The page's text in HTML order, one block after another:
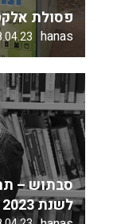
פסולת
hanas
סבתוש –
לשנת 2023